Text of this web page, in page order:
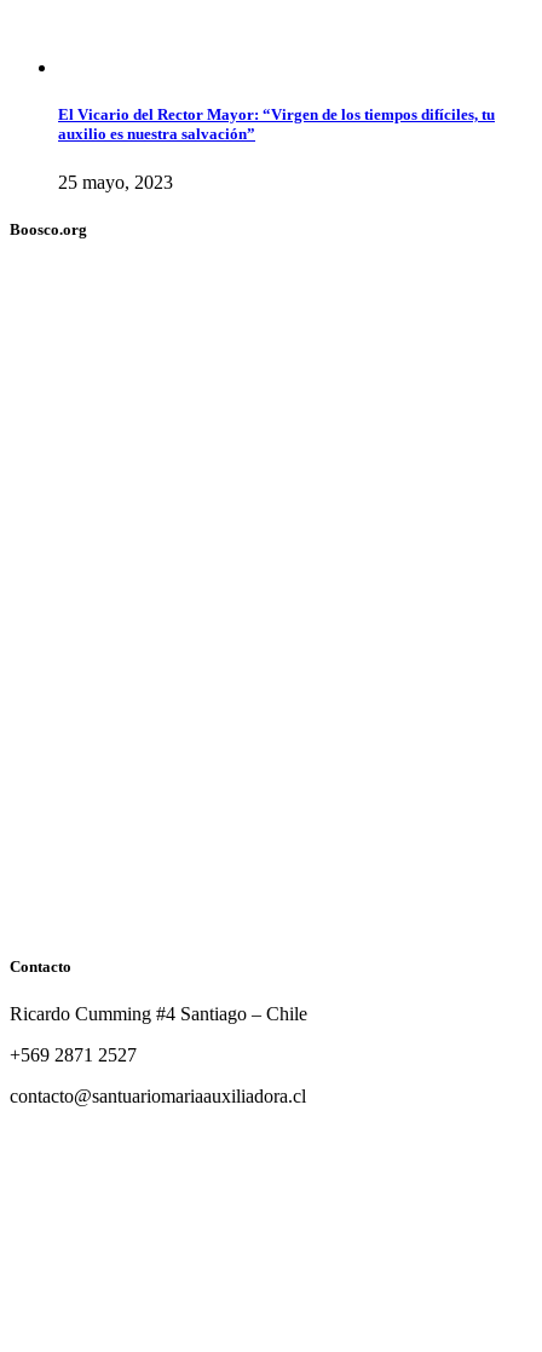
El Vicario del Rector Mayor: “Virgen de los tiempos difíciles, tu
auxilio es nuestra salvación”
25 mayo, 2023
Boosco.org
Contacto
Ricardo Cumming #4 Santiago – Chile
+569 2871 2527
contacto@santuariomariaauxiliadora.cl